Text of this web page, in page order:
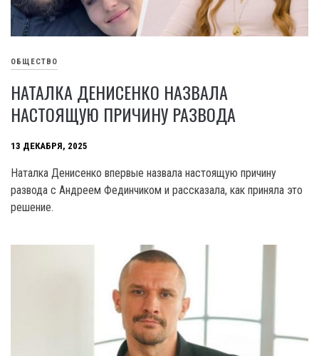
ОБЩЕСТВО
НАТАЛКА ДЕНИСЕНКО НАЗВАЛА
НАСТОЯЩУЮ ПРИЧИНУ РАЗВОДА
13 ДЕКАБРЯ, 2025
Наталка Денисенко впервые назвала настоящую причину
развода с Андреем Фединчиком и рассказала, как приняла это
решение.